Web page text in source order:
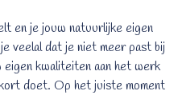
en je jouw natuurlijke eigen
veelal dat je niet meer past bij
kwaliteiten aan het werk
doet. Op het juiste moment